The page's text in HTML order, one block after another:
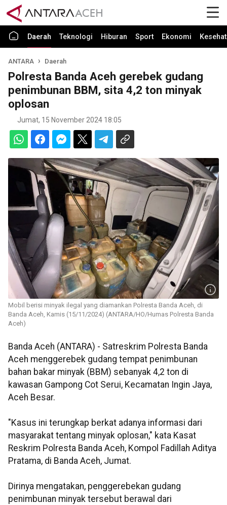
Daerah Teknologi Hiburan Sport Ekonomi
ANTARA Daerah
Polresta Banda Aceh gerebek gudang
penimbunan BBM, sita 4,2 ton minyak
oplosan
Jumat, 15 November 2024 18:05
Mobil berisi minyak ilegal yang diamankan Polresta Banda Aceh, di
Banda Aceh, Kamis (15/11/2024) (ANTARA/HO/Humas Polresta Banda
Aceh)
Banda Aceh (ANTARA) - Satreskrim Polresta Banda
Aceh menggerebek gudang tempat penimbunan
bahan bakar minyak (BBM) sebanyak 4,2 ton di
kawasan Gampong Cot Serui, Kecamatan Ingin Jaya,
Aceh Besar.
"Kasus ini terungkap berkat adanya informasi dari
masyarakat tentang minyak oplosan," kata Kasat
Reskrim Polresta Banda Aceh, Kompol Fadillah Aditya
Pratama, di Banda Aceh, Jumat.
Dirinya mengatakan, penggerebekan gudang
penimbunan minyak tersebut berawal dari